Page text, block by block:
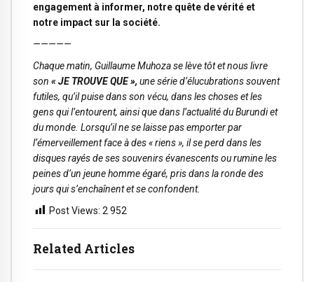
Related Articles
engagement à informer, notre quête de vérité et
notre impact sur la société.
—————
Chaque matin, Guillaume Muhoza se lève tôt et nous livre
son « JE TROUVE QUE », une série d’élucubrations souvent
futiles, qu’il puise dans son vécu, dans les choses et les
gens qui l’entourent, ainsi que dans l’actualité du Burundi et
du monde. Lorsqu’il ne se laisse pas emporter par
l’émerveillement face à des « riens », il se perd dans les
disques rayés de ses souvenirs évanescents ou rumine les
peines d’un jeune homme égaré, pris dans la ronde des
jours qui s’enchaînent et se confondent.
Post Views: 2 952